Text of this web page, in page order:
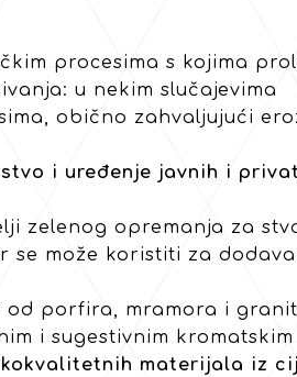
procesima s kojima
u nekim slučajevima
obično zahvaljujući
i uređenje javnih i
zelenog opremanja za
može koristiti za
od porfira, mramora i
i sugestivnim kromatskim
materijala iz